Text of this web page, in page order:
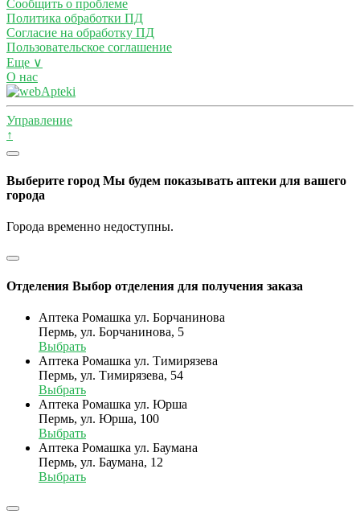
Сообщить о проблеме
Политика обработки ПД
Согласие на обработку ПД
Пользовательское соглашение
Еще ∨
О нас
Управление
↑
Выберите город Мы будем показывать аптеки для вашего
города
Города временно недоступны.
Отделения Выбор отделения для получения заказа
Аптека Ромашка ул. Борчанинова
Пермь, ул. Борчанинова, 5
Выбрать
Аптека Ромашка ул. Тимирязева
Пермь, ул. Тимирязева, 54
Выбрать
Аптека Ромашка ул. Юрша
Пермь, ул. Юрша, 100
Выбрать
Аптека Ромашка ул. Баумана
Пермь, ул. Баумана, 12
Выбрать